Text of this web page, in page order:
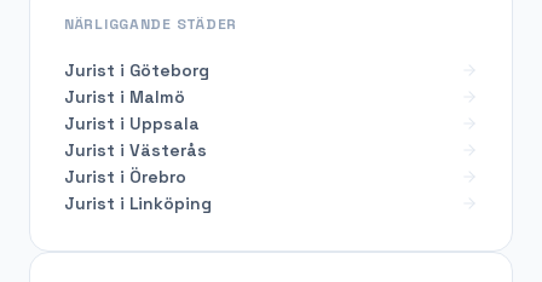
NÄRLIGGANDE STÄDER
Jurist i Göteborg
Jurist i Malmö
Jurist i Uppsala
Jurist i Västerås
Jurist i Örebro
Jurist i Linköping